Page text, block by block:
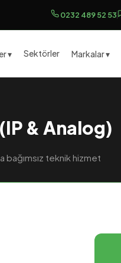
0232 489 52 53
▾ Sektörler Markalar ▾
& Analog)
bağımsız teknik hizmet